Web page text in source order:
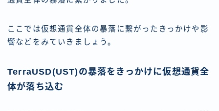
ここでは仮想通貨全体の暴落に繋がったきっかけや影
響などをみていきましょう。
TerraUSD(UST)の暴落をきっかけに仮想通貨全
体が落ち込む